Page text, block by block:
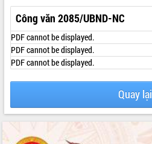
TIN TỨC SỰ KIỆN
SỞ, BAN, NGÀNH
UBND CÁC XÃ, PHƯỜNG
THÔNG TIN CHỈ ĐẠO ĐIỀU HÀNH
HỆ THỐNG VĂN BẢN
Công văn 2085/UBND-NC
PDF cannot be displayed.
PDF cannot be displayed.
PDF cannot be displayed.
Quay lại